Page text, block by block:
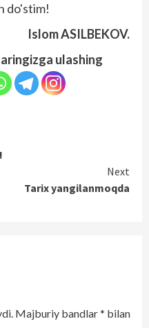
do'stim!
Islom ASILBEKOV.
ulashing
Next
Tarix yangilanmoqda
Majburiy bandlar* bilan